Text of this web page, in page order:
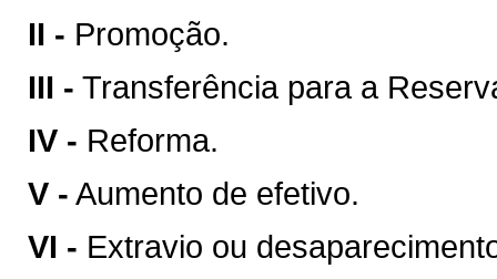
II - Promoção.
III - Transferência para a
IV - Reforma.
V - Aumento de efetivo.
VI - Extravio ou